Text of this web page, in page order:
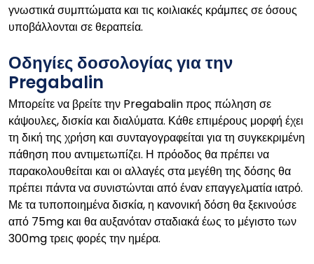
γνωστικά συμπτώματα και τις κοιλιακές κράμπες σε όσους
υποβάλλονται σε θεραπεία.
Οδηγίες δοσολογίας για την
Pregabalin
Μπορείτε να βρείτε την Pregabalin προς πώληση σε
κάψουλες, δισκία και διαλύματα. Κάθε επιμέρους μορφή έχει
τη δική της χρήση και συνταγογραφείται για τη συγκεκριμένη
πάθηση που αντιμετωπίζει. Η πρόοδος θα πρέπει να
παρακολουθείται και οι αλλαγές στα μεγέθη της δόσης θα
πρέπει πάντα να συνιστώνται από έναν επαγγελματία ιατρό.
Με τα τυποποιημένα δισκία, η κανονική δόση θα ξεκινούσε
από 75mg και θα αυξανόταν σταδιακά έως το μέγιστο των
300mg τρεις φορές την ημέρα.